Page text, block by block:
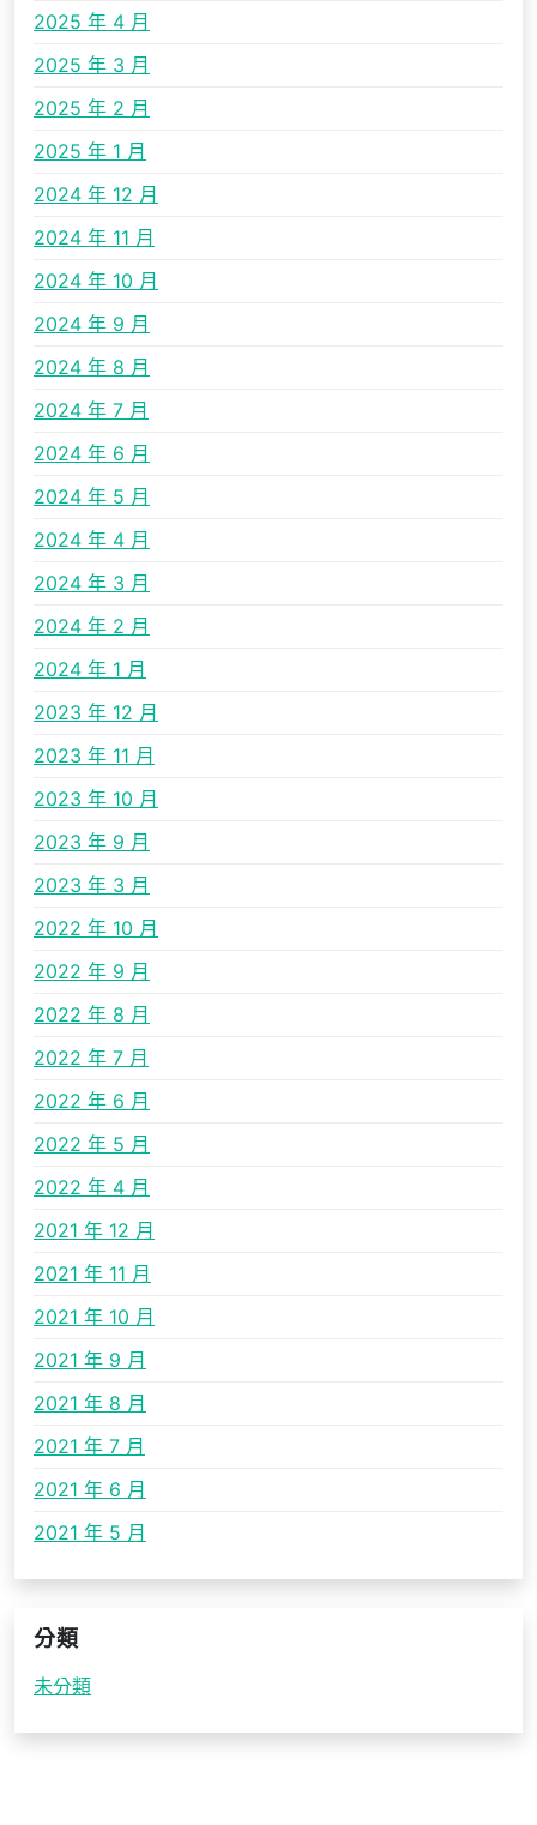
2025 年 4 月
2025 年 3 月
2025 年 2 月
2025 年 1 月
2024 年 12 月
2024 年 11 月
2024 年 10 月
2024 年 9 月
2024 年 8 月
2024 年 7 月
2024 年 6 月
2024 年 5 月
2024 年 4 月
2024 年 3 月
2024 年 2 月
2024 年 1 月
2023 年 12 月
2023 年 11 月
2023 年 10 月
2023 年 9 月
2023 年 3 月
2022 年 10 月
2022 年 9 月
2022 年 8 月
2022 年 7 月
2022 年 6 月
2022 年 5 月
2022 年 4 月
2021 年 12 月
2021 年 11 月
2021 年 10 月
2021 年 9 月
2021 年 8 月
2021 年 7 月
2021 年 6 月
2021 年 5 月
分類
未分類